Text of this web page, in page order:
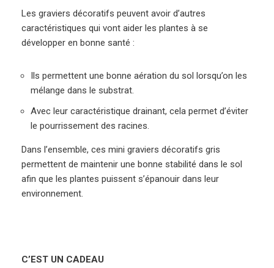
Les graviers décoratifs peuvent avoir d’autres
caractéristiques qui vont aider les plantes à se
développer en bonne santé :
Ils permettent une bonne aération du sol lorsqu’on les
mélange dans le substrat.
Avec leur caractéristique drainant, cela permet d’éviter
le pourrissement des racines.
Dans l’ensemble, ces mini graviers décoratifs gris
permettent de maintenir une bonne stabilité dans le sol
afin que les plantes puissent s’épanouir dans leur
environnement.
C’EST UN CADEAU